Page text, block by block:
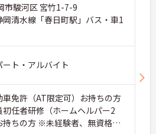
市駿河区 宮竹1-7-9
清水線「春日町駅」バス・車1
ト・アルバイト
免許（AT限定可）お持ちの方
任者研修（ホームヘルパー2
持ちの方 ※未経験者、無資格者